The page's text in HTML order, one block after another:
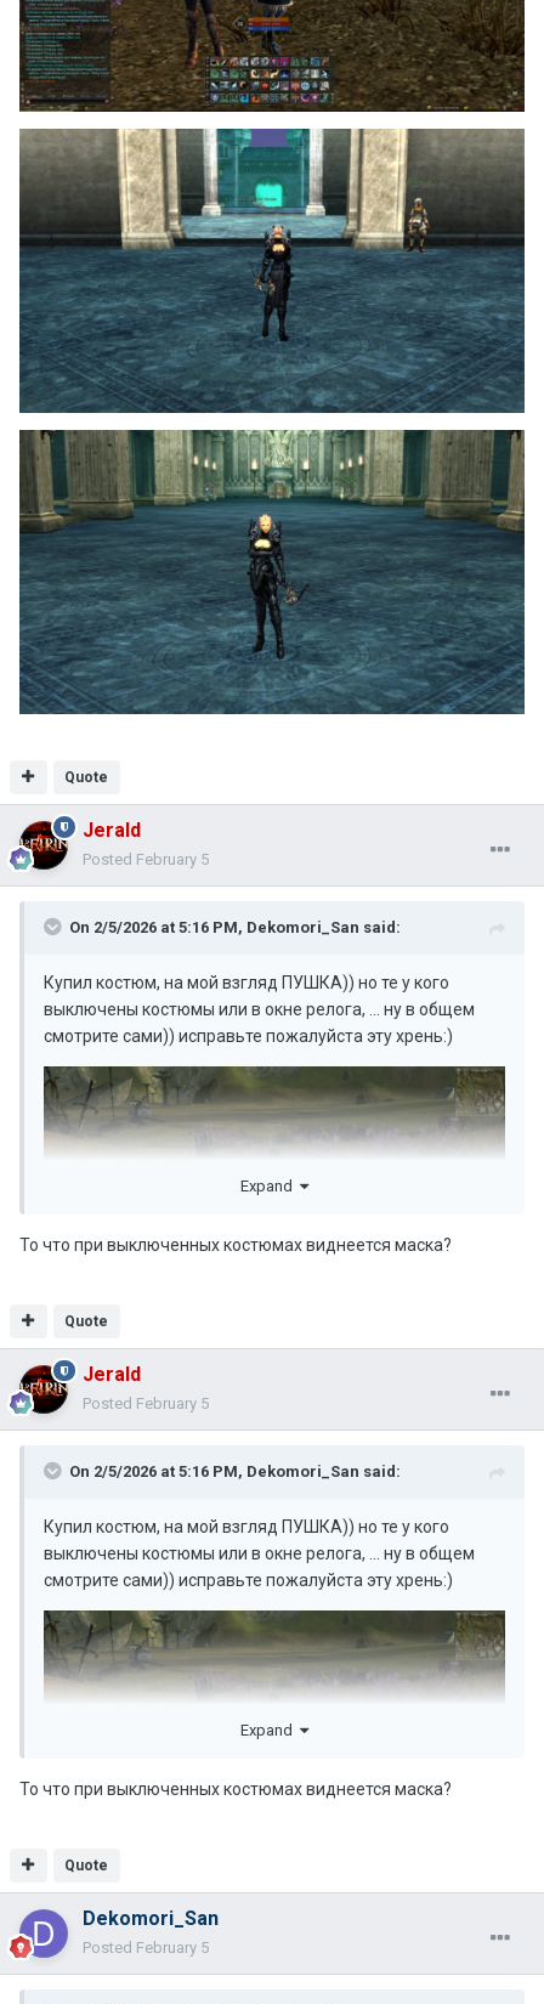
Quote
Jerald
Posted February 5
On 2/5/2026 at 5:16 PM, Dekomori_San said:
Купил костюм, на мой взгляд ПУШКА)) но те у кого
выключены костюмы или в окне релога, ... ну в общем
смотрите сами)) исправьте пожалуйста эту хрень:)
Expand
То что при выключенных костюмах виднеется маска?
Quote
Jerald
Posted February 5
On 2/5/2026 at 5:16 PM, Dekomori_San said:
Купил костюм, на мой взгляд ПУШКА)) но те у кого
выключены костюмы или в окне релога, ... ну в общем
смотрите сами)) исправьте пожалуйста эту хрень:)
Expand
То что при выключенных костюмах виднеется маска?
Quote
Dekomori_San
Posted February 5